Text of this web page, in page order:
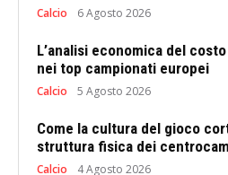
Calcio 6 Agosto 2026
L’analisi economica del
nei top campionati europei
Calcio 5 Agosto 2026
Come la cultura del gioco
struttura fisica dei
Calcio 4 Agosto 2026